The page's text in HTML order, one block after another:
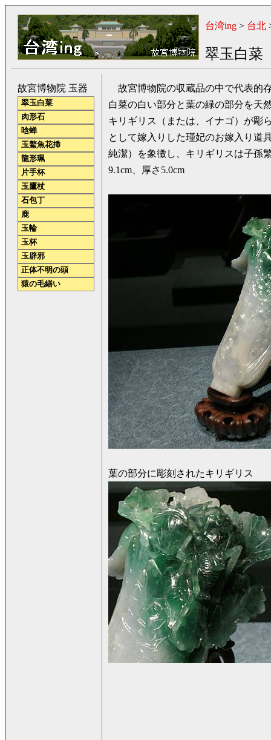
台湾ing > 台北
翠玉白菜
故宮博物院の収蔵品の中で代表的
白菜の白い部分と葉の緑の部分を天
キリギリス（または、イナゴ）が彫
として嫁入りした瑾妃のお嫁入り道
純潔）を象徴し、キリギリスは子孫
9.1cm、厚さ5.0cm
葉の部分に彫刻されたキリギリス
故宮博物院 玉器
翠玉白菜
肉形石
唅蝉
玉鰲魚花挿
龍形珮
片手杯
玉鷹杖
石包丁
鹿
玉輪
玉杯
玉辟邪
正体不明の頭
猿の毛繕い